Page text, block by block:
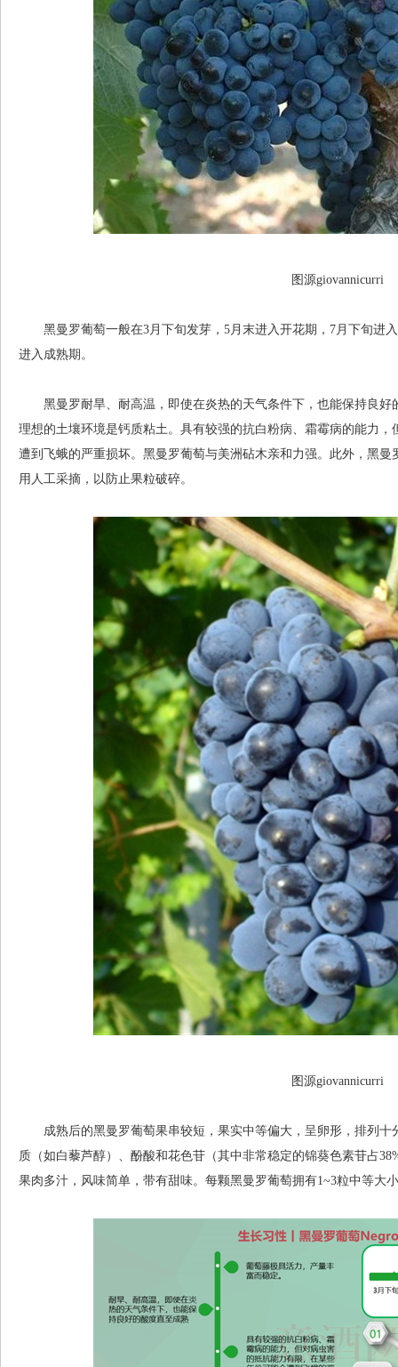
图源giovannicurri
黑曼罗葡萄一般在3月下旬发芽，5月末进入开花期，7月下旬进入
进入成熟期。
黑曼罗耐旱、耐高温，即使在炎热的天气条件下，也能保持良好
理想的土壤环境是钙质粘土。具有较强的抗白粉病、霜霉病的能力
遭到飞蛾的严重损坏。黑曼罗葡萄与美洲砧木亲和力强。此外，黑
用人工采摘，以防止果粒破碎。
图源giovannicurri
成熟后的黑曼罗葡萄果串较短，果实中等偏大，呈卵形，排列十
质（如白藜芦醇）、酚酸和花色苷（其中非常稳定的锦葵色素苷占
果肉多汁，风味简单，带有甜味。每颗黑曼罗葡萄拥有1~3粒中等大